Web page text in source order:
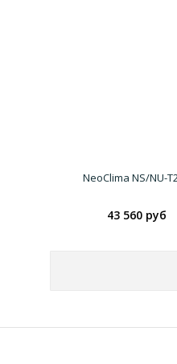
NeoClima NS/NU-
43 560 руб